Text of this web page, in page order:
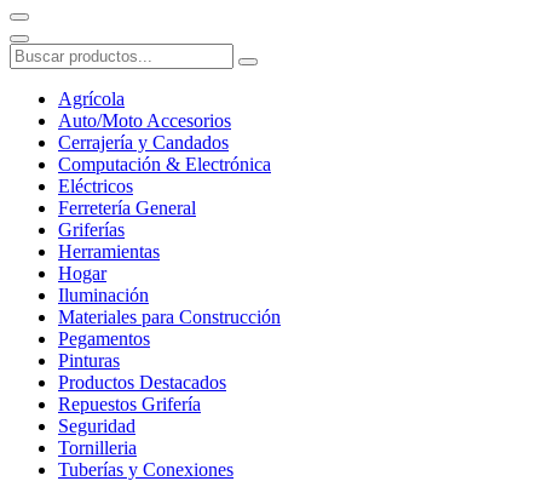
Agrícola
Auto/Moto Accesorios
Cerrajería y Candados
Computación & Electrónica
Eléctricos
Ferretería General
Griferías
Herramientas
Hogar
Iluminación
Materiales para Construcción
Pegamentos
Pinturas
Productos Destacados
Repuestos Grifería
Seguridad
Tornilleria
Tuberías y Conexiones